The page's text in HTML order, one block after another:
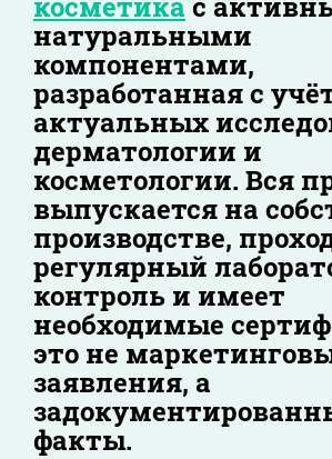
натуральными
компонентами,
разработанная с
актуальных
дерматологии и
косметологии. Вся
выпускается на
производстве,
регулярный
контроль и имеет
необходимые
это не
заявления, а
факты.